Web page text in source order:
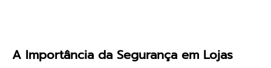
A Importância da Segurança em Lojas